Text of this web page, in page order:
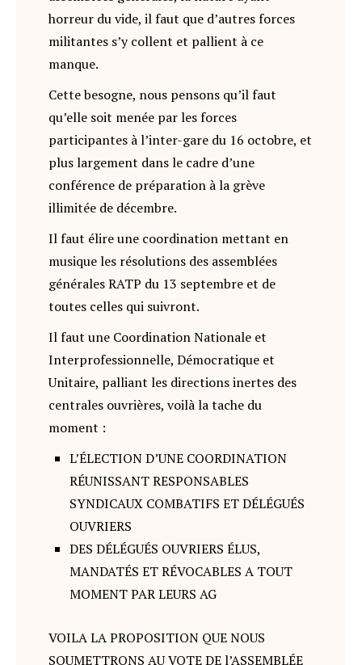
horreur du vide, il faut que d’autres forces
militantes s’y collent et pallient à ce
manque.
Cette besogne, nous pensons qu’il faut
qu’elle soit menée par les forces
participantes à l’inter-gare du 16 octobre, et
plus largement dans le cadre d’une
conférence de préparation à la grève
illimitée de décembre.
Il faut élire une coordination mettant en
musique les résolutions des assemblées
générales RATP du 13 septembre et de
toutes celles qui suivront.
Il faut une Coordination Nationale et
Interprofessionnelle, Démocratique et
Unitaire, palliant les directions inertes des
centrales ouvrières, voilà la tache du
moment :
L’ÉLECTION D’UNE COORDINATION
RÉUNISSANT RESPONSABLES
SYNDICAUX COMBATIFS ET DÉLÉGUÉS
OUVRIERS
DES DÉLÉGUÉS OUVRIERS ÉLUS,
MANDATÉS ET RÉVOCABLES A TOUT
MOMENT PAR LEURS AG
VOILA LA PROPOSITION QUE NOUS
SOUMETTRONS AU VOTE DE l’ASSEMBLÉE